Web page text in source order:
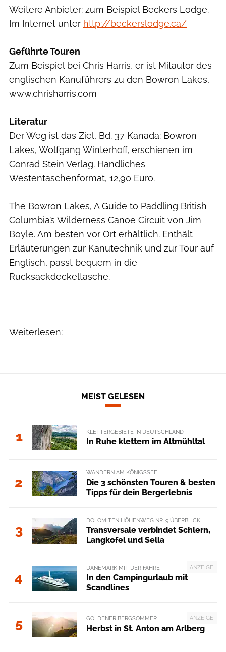
Weitere Anbieter: zum Beispiel Beckers Lodge.
Im Internet unter http://beckerslodge.ca/
Geführte Touren
Zum Beispiel bei Chris Harris, er ist Mitautor des
englischen Kanuführers zu den Bowron Lakes,
www.chrisharris.com
Literatur
Der Weg ist das Ziel, Bd. 37 Kanada: Bowron
Lakes, Wolfgang Winterhoff, erschienen im
Conrad Stein Verlag. Handliches
Westentaschenformat, 12,90 Euro.
The Bowron Lakes, A Guide to Paddling British
Columbia’s Wilderness Canoe Circuit von Jim
Boyle. Am besten vor Ort erhältlich. Enthält
Erläuterungen zur Kanutechnik und zur Tour auf
Englisch, passt bequem in die
Rucksackdeckeltasche.
Weiterlesen:
MEIST GELESEN
1 KLETTERGEBIETE IN DEUTSCHLAND
In Ruhe klettern im Altmühltal
2
WANDERN AM KÖNIGSSEE
Die 3 schönsten Touren & besten
Tipps für dein Bergerlebnis
3
DOLOMITEN HÖHENWEG NR. 9 ÜBERBLICK
Transversale verbindet Schlern,
Langkofel und Sella
4
ANZEIGE
DÄNEMARK MIT DER FÄHRE
In den Campingurlaub mit
Scandlines
5 ANZEIGE
GOLDENER BERGSOMMER
Herbst in St. Anton am Arlberg